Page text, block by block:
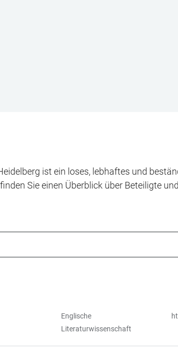
ist ein loses, lebhaftes und
Sie einen Überblick über Beteiligte
Englische
Literaturwissenschaft